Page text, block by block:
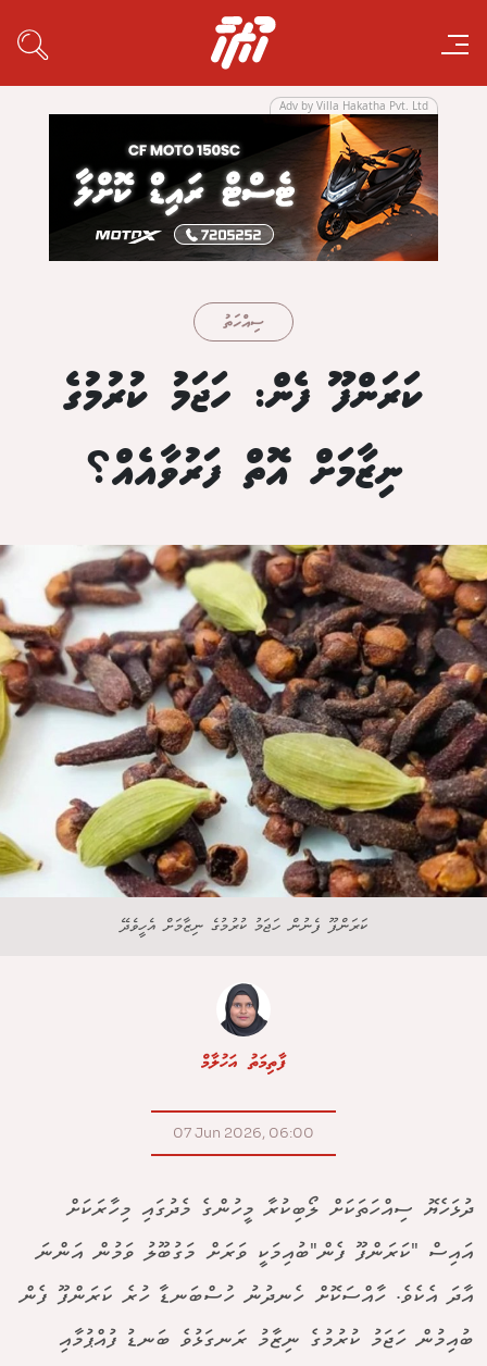
Adv by Villa Hakatha Pvt. Ltd
ސިއްހަތު
ކަރަންފޫ ފެން: ހަޖަމު ކުރުމުގެ
ނިޒާމަށް އޮތް ފަރުވާއެއް؟
ކަރަންފޫ ފެނުން ހަޖަމު ކުރުމުގެ ނިޒާމަށް އެހީވެދޭ
ފާތިމަތު އަހުލާމް
07 Jun 2026, 06:00
ދުޅަހެޔޮ ސިއްހަތަކަށް ލޯބިކުރާ މީހުންގެ މެދުގައި މިހާރަކަށް
އައިސް "ކަރަންފޫ ފެން"ބުއިމަކީ ވަރަށް މަގުބޫލު ވަމުން އަންނަ
އާދަ އެކެވެ. ހާއްސަކޮށް ހެނދުނު ހުސްބަނޑާ ހުރެ ކަރަންފޫ ފެން
ބުއިމުން ހަޖަމު ކުރުމުގެ ނިޒާމު ރަނގަޅުވެ ބަނޑު ފުއްޕުމާއި